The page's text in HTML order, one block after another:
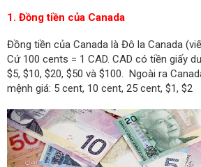
1. Đồng tiền của Canada
Đồng tiền của Canada là Đô la Canada
Cứ 100 cents = 1 CAD. CAD có tiền giấy
$5, $10, $20, $50 và $100. Ngoài ra
mệnh giá: 5 cent, 10 cent, 25 cent, $1, $2